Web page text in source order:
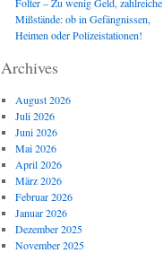
Mißstände: ob in Gefängnissen,
Heimen oder Polizeistationen!
Archives
August 2026
Juli 2026
Juni 2026
Mai 2026
April 2026
März 2026
Februar 2026
Januar 2026
Dezember 2025
November 2025